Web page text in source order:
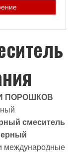
ПОРОШКОВ
смеситель
международные